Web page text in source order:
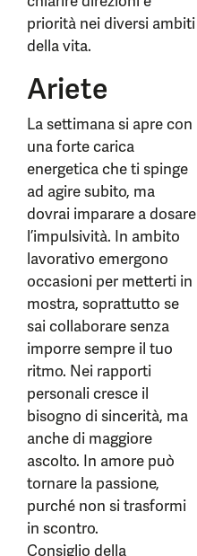
priorità nei diversi ambiti
della vita.
Ariete
La settimana si apre con
una forte carica
energetica che ti spinge
ad agire subito, ma
dovrai imparare a dosare
l’impulsività. In ambito
lavorativo emergono
occasioni per metterti in
mostra, soprattutto se
sai collaborare senza
imporre sempre il tuo
ritmo. Nei rapporti
personali cresce il
bisogno di sincerità, ma
anche di maggiore
ascolto. In amore può
tornare la passione,
purché non si trasformi
in scontro.
Consiglio della